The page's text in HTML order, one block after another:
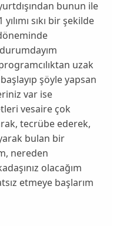
bunun ile
sıkı bir şekilde
uzak
şöyle yapsan
var ise
vesaire çok
tecrübe ederek,
bulan bir
nereden
olacağım
etmeye başlarım